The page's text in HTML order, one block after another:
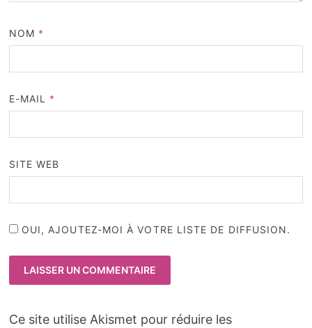
NOM *
E-MAIL *
SITE WEB
OUI, AJOUTEZ-MOI À VOTRE LISTE DE DIFFUSION.
Ce site utilise Akismet pour réduire les